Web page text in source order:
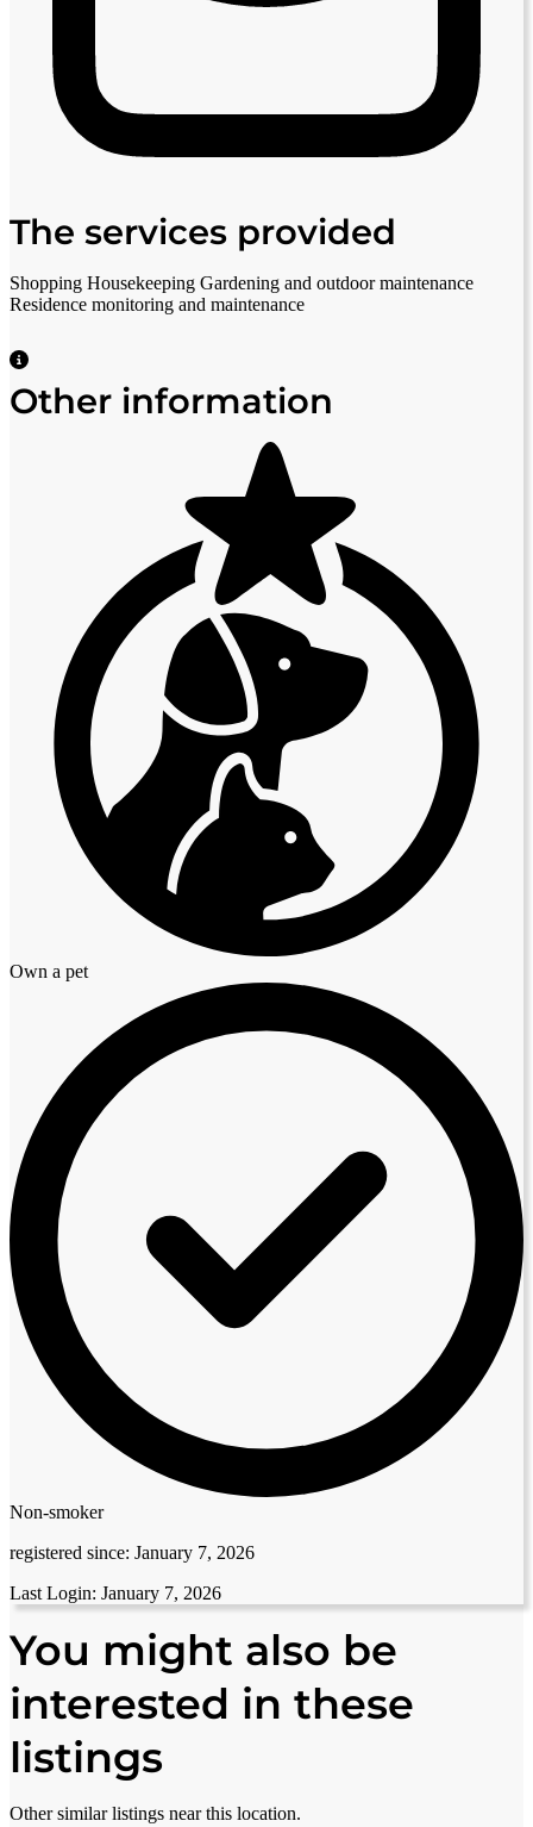
The services provided
Shopping Housekeeping Gardening and outdoor maintenance
Residence monitoring and maintenance
Other information
Own a pet
Non-smoker
registered since: January 7, 2026
Last Login: January 7, 2026
You might also be
interested in these
listings
Other similar listings near this location.